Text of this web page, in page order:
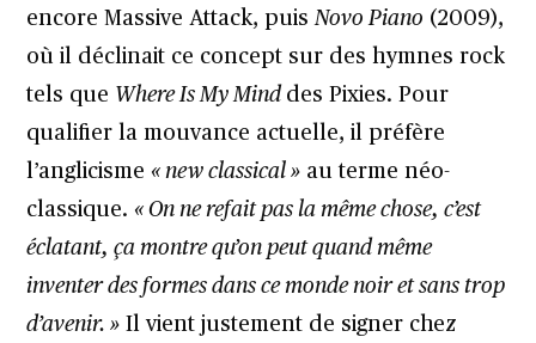
encore Massive Attack, puisNovo Piano (2009),
où il déclinait ce concept sur des hymnes rock
tels que Where Is My Mind des Pixies. Pour
qualifier la mouvance actuelle, il préfère
l’anglicisme « new classical » au terme néo-
classique. « On ne refait pas la même chose, c’est
éclatant, ça montre qu’on peut quand même
inventer des formes dans ce monde noir et sans trop
d’avenir. » Il vient justement de signer chez